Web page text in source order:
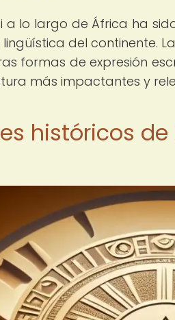
a lo largo de África ha
del continente.
formas de expresión
más impactantes y
históricos